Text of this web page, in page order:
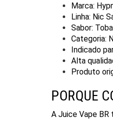
Marca:
Linha: Nic
Sabor:
Categoria:
Indicado
Alta
Produto
PORQUE
A Juice Vape BR